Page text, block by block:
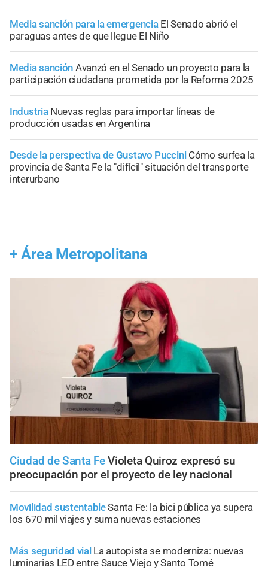
Media sanción para la emergencia El Senado abrió el
paraguas antes de que llegue El Niño
Media sanción Avanzó en el Senado un proyecto para la
participación ciudadana prometida por la Reforma 2025
Industria Nuevas reglas para importar líneas de
producción usadas en Argentina
Desde la perspectiva de Gustavo Puccini Cómo surfea la
provincia de Santa Fe la "difícil" situación del transporte
interurbano
+ Área Metropolitana
Ciudad de Santa Fe Violeta Quiroz expresó su
preocupación por el proyecto de ley nacional
Movilidad sustentableSanta Fe: la bici pública ya supera
los 670 mil viajes y suma nuevas estaciones
Más seguridad vial La autopista se moderniza: nuevas
luminarias LED entre Sauce Viejo y Santo Tomé